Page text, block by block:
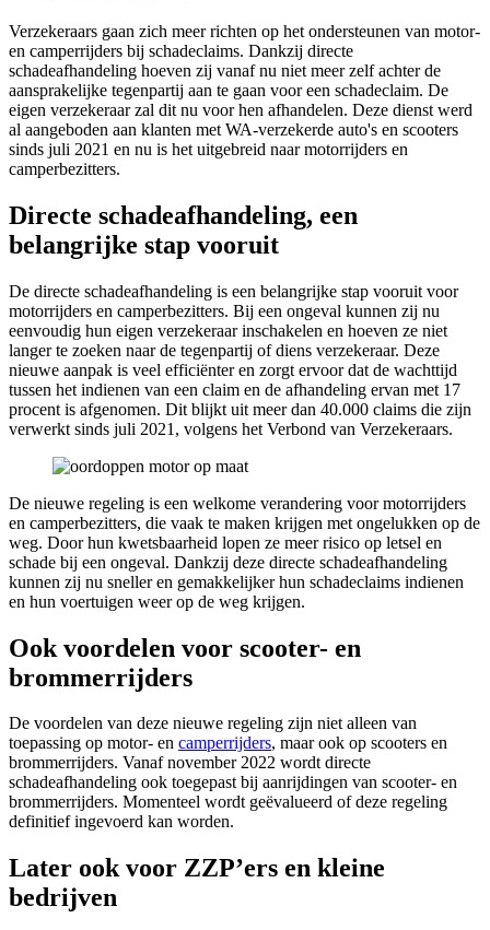
Verzekeraars gaan zich meer richten op het ondersteunen van motor-
en camperrijders bij schadeclaims. Dankzij directe
schadeafhandeling hoeven zij vanaf nu niet meer zelf achter de
aansprakelijke tegenpartij aan te gaan voor een schadeclaim. De
eigen verzekeraar zal dit nu voor hen afhandelen. Deze dienst werd
al aangeboden aan klanten met WA-verzekerde auto's en scooters
sinds juli 2021 en nu is het uitgebreid naar motorrijders en
camperbezitters.
Directe schadeafhandeling, een
belangrijke stap vooruit
De directe schadeafhandeling is een belangrijke stap vooruit voor
motorrijders en camperbezitters. Bij een ongeval kunnen zij nu
eenvoudig hun eigen verzekeraar inschakelen en hoeven ze niet
langer te zoeken naar de tegenpartij of diens verzekeraar. Deze
nieuwe aanpak is veel efficiënter en zorgt ervoor dat de wachttijd
tussen het indienen van een claim en de afhandeling ervan met 17
procent is afgenomen. Dit blijkt uit meer dan 40.000 claims die zijn
verwerkt sinds juli 2021, volgens het Verbond van Verzekeraars.
De nieuwe regeling is een welkome verandering voor motorrijders
en camperbezitters, die vaak te maken krijgen met ongelukken op de
weg. Door hun kwetsbaarheid lopen ze meer risico op letsel en
schade bij een ongeval. Dankzij deze directe schadeafhandeling
kunnen zij nu sneller en gemakkelijker hun schadeclaims indienen
en hun voertuigen weer op de weg krijgen.
Ook voordelen voor scooter- en
brommerrijders
De voordelen van deze nieuwe regeling zijn niet alleen van
toepassing op motor- en camperrijders, maar ook op scooters en
brommerrijders. Vanaf november 2022 wordt directe
schadeafhandeling ook toegepast bij aanrijdingen van scooter- en
brommerrijders. Momenteel wordt geëvalueerd of deze regeling
definitief ingevoerd kan worden.
Later ook voor ZZP’ers en kleine
bedrijven